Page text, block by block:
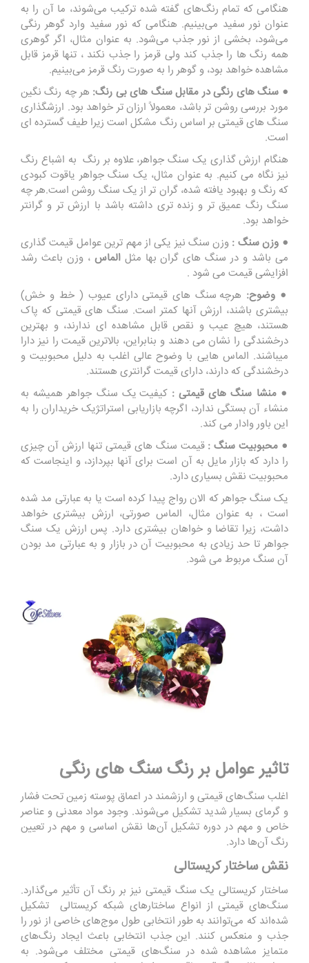
هنگامی که تمام رنگ‌های گفته شده ترکیب می‌شوند، ما آن را به
عنوان نور سفید می‌بینیم. هنگامی که نور سفید وارد گوهر رنگی
می‌شود، بخشی از نور جذب می‌شود. به عنوان مثال، اگر گوهری
همه رنگ ها را جذب کند ولی قرمز را جذب نکند ،‌ تنها قرمز قابل
مشاهده خواهد بود، و گوهر را به صورت رنگ قرمز می‌بینیم.
● سنگ های رنگی در مقابل سنگ های بی رنگ: هر چه رنگ نگین
مورد بررسی روشن تر باشد، معمولاً ارزان تر خواهد بود. ارزشگذاری
سنگ های قیمتی بر اساس رنگ مشکل است زیرا طیف گسترده ای
است.
هنگام ارزش گذاری یک سنگ جواهر، علاوه بر رنگ به اشباع رنگ
نیز نگاه می کنیم. به عنوان مثال، یک سنگ جواهر یاقوت کبودی
که رنگ و بهبود یافته شده، گران تر از یک سنگ روشن است.هر چه
سنگ رنگ عمیق تر و زنده تری داشته باشد با ارزش تر و گرانتر
خواهد بود.
● وزن سنگ : وزن سنگ نیز یکی از مهم ترین عوامل قیمت ‌گذاری
می باشد و در سنگ‌ های گران بها مثلالماس، وزن باعث رشد
افزایشی قیمت می شود .
● وضوح: هرچه سنگ های قیمتی دارای عیوب ( خط و خش)
بیشتری باشند، ارزش آنها کمتر است. سنگ های قیمتی که پاک
هستند، هیچ عیب و نقص قابل مشاهده ای ندارند، و بهترین
درخشندگی را نشان می دهند و بنابراین، بالاترین قیمت را نیز دارا
میباشند. الماس هایی با وضوح عالی اغلب به دلیل محبوبیت و
درخشندگی که دارند، دارای قیمت گرانتری هستند.
● منشا سنگ های قیمتی :کیفیت یک سنگ جواهر همیشه به
منشاء آن بستگی ندارد، اگرچه بازاریابی استراتژیک خریداران را به
این باور وادار می کند.
● محبوبیت سنگ : قیمت سنگ های قیمتی تنها ارزش آن چیزی
را دارد که بازار مایل به آن است برای آنها بپردازد، و اینجاست که
محبوبیت نقش بسیاری دارد.
یک سنگ جواهر که الان رواج پیدا کرده است یا به عبارتی مد شده
است ، به عنوان مثال، الماس صورتی، ارزش بیشتری خواهد
داشت، زیرا تقاضا و خواهان بیشتری دارد. پس ارزش یک سنگ
جواهر تا حد زیادی به محبوبیت آن در بازار و به عبارتی مد بودن
آن سنگ مربوط می شود.
تاثیر عوامل بر رنگ سنگ های رنگی
اغلب سنگ‌های قیمتی و ارزشمند در اعماق پوسته زمین تحت فشار
و گرمای بسیار شدید تشکیل می‌شوند. وجود مواد معدنی و عناصر
خاص و مهم در دوره تشکیل آن‌ها نقش اساسی و مهم در تعیین
رنگ آن‌ها دارد.
نقش ساختار کریستالی
ساختار کریستالی یک سنگ قیمتی نیز بر رنگ آن تأثیر می‌گذارد.
سنگ‌های قیمتی از انواع ساختارهای شبکه کریستالی تشکیل
شده‌اند که می‌توانند به طور انتخابی طول موج‌های خاصی از نور را
جذب و منعکس کنند. این جذب انتخابی باعث ایجاد رنگ‌های
متمایز مشاهده شده در سنگ‌های قیمتی مختلف می‌شود. به